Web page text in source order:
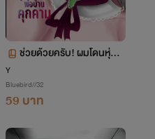
ช่วยด้วยครับ! ผมโดนหุ่นย
Y
Bluebird//32
59 บาท